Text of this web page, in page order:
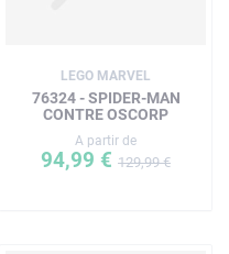
LEGO MARVEL
76324 - SPIDER-MAN
CONTRE OSCORP
A partir de
94,99 € 129,99 €